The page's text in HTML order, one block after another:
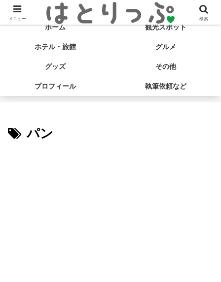
旅する食いしん坊♡ はとサブ子の国内旅行＆グルメブログ
ホーム 観光スポット
ホテル・旅館 グルメ
グッズ その他
プロフィール 執筆依頼など
パン
メニュー 検索